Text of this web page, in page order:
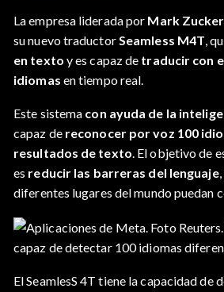
La empresa liderada por Mark
su nuevo traductorSeamless M4T,
en texto y es capaz de traducir con
idiomas en tiempo real.
Este sistema con ayuda de la
capaz de reconocer por voz 100
resultados de texto. El objetivo de
es reducir las barreras del lenguaje
diferentes lugares del mundo puedan
capaz de detectar 100 idiomas
El SeamlesS 4T tiene la capacidad de